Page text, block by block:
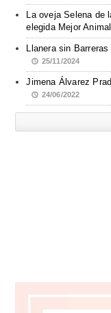
La oveja Selena de
elegida Mejor
Llanera sin
25/11/2024
Jimena Álvarez
24/06/2022